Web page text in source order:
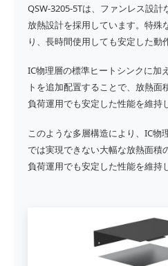
QSW-3205-5Tは、ファンレス設
放熱設計を採用しています。特殊
り、長時間使用しても安定した動
IC物理層の標準ヒートシンクに加
トを追加配置することで、放熱
負荷運用でも安定した性能を維持
このような多層構造により、IC物
では実現できない大幅な放熱面積
負荷運用でも安定した性能を維持